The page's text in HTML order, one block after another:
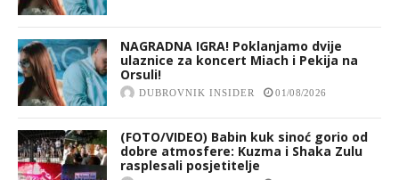
NAGRADNA IGRA! Poklanjamo dvije
ulaznice za koncert Miach i Pekija na
Orsuli!
DUBROVNIK INSIDER 01/08/2026
(FOTO/VIDEO) Babin kuk sinoć gorio od
dobre atmosfere: Kuzma i Shaka Zulu
rasplesali posjetitelje